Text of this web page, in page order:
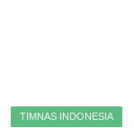
TIMNAS INDONESIA